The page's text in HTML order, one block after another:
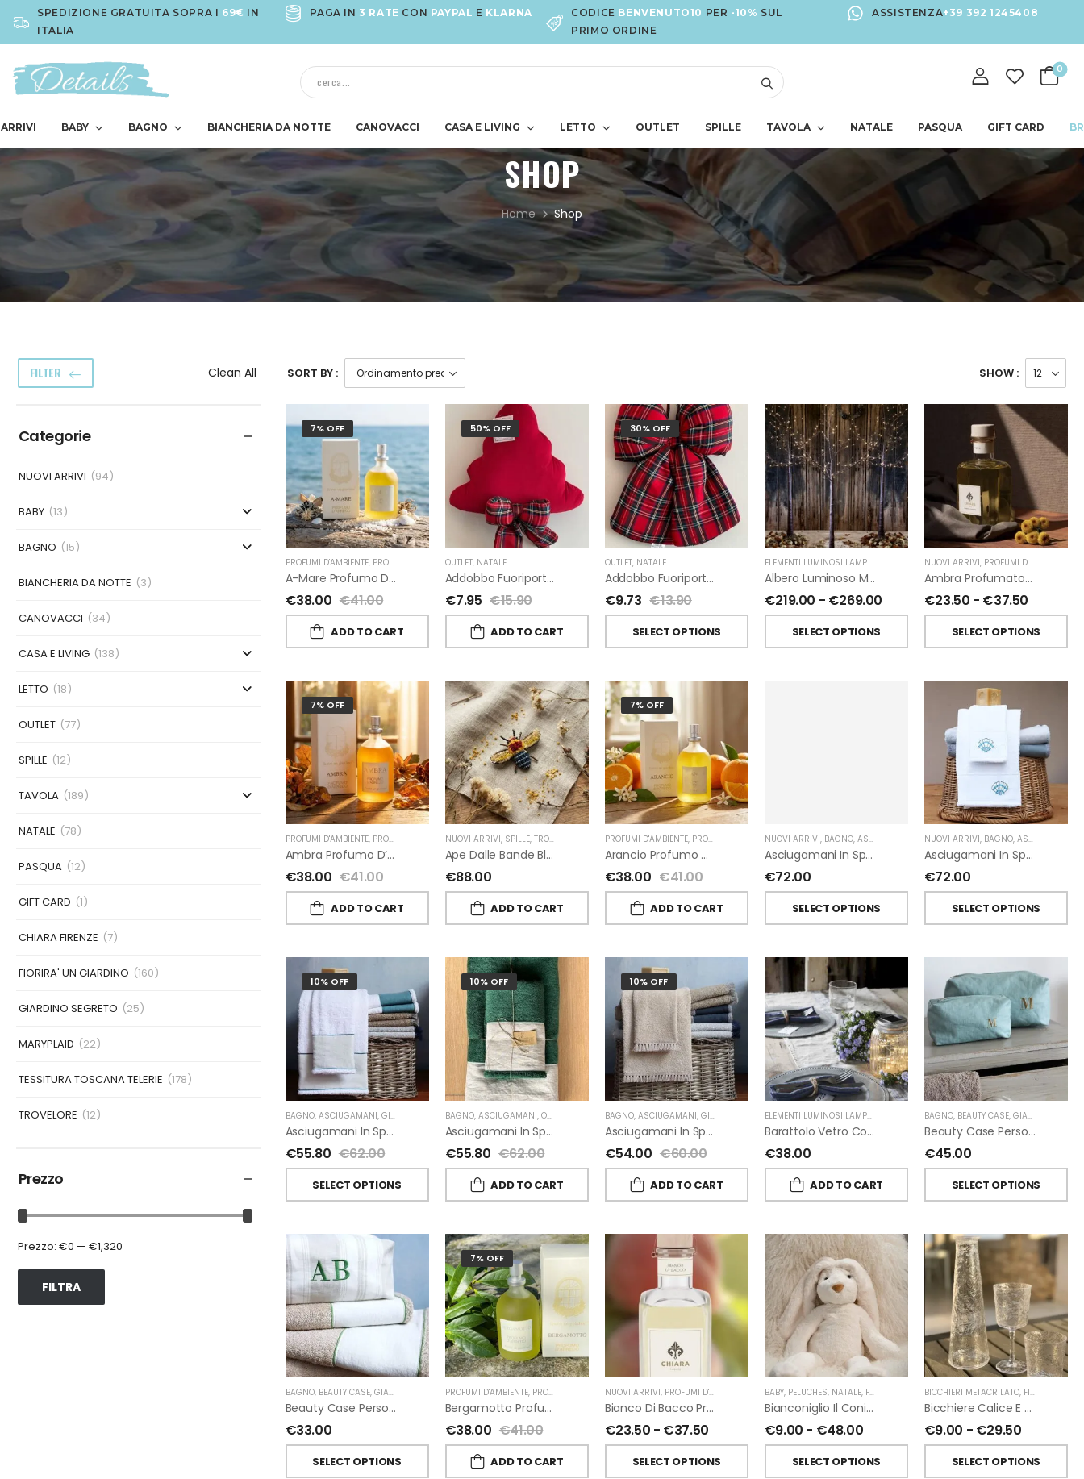
SPEDIZIONE GRATUITA SOPRA I 69€ IN
ITALIA
PAGA IN 3 RATE CON PAYPAL E KLARNA CODICE BENVENUTO10 PER -10% SUL
PRIMO ORDINE
ASSISTENZA+39 392 1245408
0
BABY BAGNO BIANCHERIA DA NOTTE CANOVACCI CASA E LIVING LETTO OUTLET SPILLE TAVOLA NATALE PASQUA GIFT CARD
SHOP
Home Shop
FILTER Clean All
Categorie
NUOVI ARRIVI (94)
BABY (13)
BAGNO (15)
BIANCHERIA DA NOTTE (3)
CANOVACCI (34)
CASA E LIVING (138)
LETTO (18)
OUTLET (77)
SPILLE (12)
TAVOLA (189)
NATALE (78)
PASQUA (12)
GIFT CARD (1)
CHIARA FIRENZE (7)
FIORIRA' UN GIARDINO (160)
GIARDINO SEGRETO (25)
MARYPLAID (22)
TESSITURA TOSCANA TELERIE (178)
TROVELORE (12)
Prezzo
FILTRA
Prezzo: €0 — €1,320
SORT BY : SHOW :
7% OFF
PROFUMI D'AMBIENTE, PROFUMI D'AMBIENTE FIORIRA' UN GIARDINO FIORIRA' UN GIARDINO
A-Mare Profumo D’ambiente Di Fiorirà Un Giardino
€38.00 €41.00
ADD TO CART
50% OFF
OUTLET, NATALE
Addobbo Fuoriporta Alberello Velluto Rosso Con Fiocchetto Tartan
€7.95 €15.90
ADD TO CART
30% OFF
OUTLET, NATALE
Addobbo Fuoriporta Fiocco In Velluto Rosso O In Tartan
€9.73 €13.90
SELECT OPTIONS
ELEMENTI LUMINOSI LAMPADE E LED NATALE,FIORIRA' UN GIARDINO
Albero Luminoso Marrone Interno-Esterno Di Fiorirà Un Giardino
€219.00 - €269.00
SELECT OPTIONS
NUOVI ARRIVI, PROFUMI D'AMBIENTE
Ambra Profumatori Per Ambiente A Bastoncini Di Chiara Firenze
€23.50 - €37.50
SELECT OPTIONS
7% OFF
PROFUMI D'AMBIENTE, PROFUMI D'AMBIENTE FIORIRA' UN GIARDINO ,FIORIRA' UN GIARDINO
Ambra Profumo D’ambiente Di Fiorirà Un Giardino
€38.00 €41.00
ADD TO CART
NUOVI ARRIVI, SPILLE, TROVELORE
Ape Dalle Bande Blu Spilla Decorata A Mano Di Trovelore
€88.00
ADD TO CART
7% OFF
PROFUMI D'AMBIENTE, PROFUMI D'AMBIENTE FIORIRA' UN GIARDINO ,FIORIRA' UN GIARDINO
Arancio Profumo D’ambiente Di Fiorirà Un Giardino
€38.00 €41.00
ADD TO CART
NUOVI ARRIVI, BAGNO, ASCIUGAMANI GIARDINO SEGRETO
Asciugamani In Spugna Con Fiori In Lino Applicati Di Giardino Segreto.
€72.00
SELECT OPTIONS
NUOVI ARRIVI, BAGNO, ASCIUGAMANI
Asciugamani In Spugna Con Ricami Marini Di Giardino Segreto.
€72.00
SELECT OPTIONS
10% OFF
BAGNO, ASCIUGAMANI, GIARDINO SEGRETO
Asciugamani In Spugna E Lino Di Giardino Segreto
€55.80 €62.00
SELECT OPTIONS
10% OFF
BAGNO, ASCIUGAMANI, OUTLET GIARDINO SEGRETO
Asciugamani In Spugna E Lino Di Giardino Segreto
€55.80 €62.00
ADD TO CART
10% OFF
BAGNO, ASCIUGAMANI, GIARDINO SEGRETO
Asciugamani In Spugna E Nappe Di Giardino Segreto
€54.00 €60.00
ADD TO CART
ELEMENTI LUMINOSI LAMPADE E LED NATALE,FIORIRA' UN GIARDINO
Barattolo Vetro Con Corda Energia Solare Esterno D11 H15.6 Cm
€38.00
ADD TO CART
BAGNO, BEAUTY CASE, GIARDINO SEGRETO
Beauty Case Personalizzati In Lino Resinato Antimacchia Giardino Segreto
€45.00
SELECT OPTIONS
BAGNO, BEAUTY CASE, GIARDINO SEGRETO
Beauty Case Personalizzati In Lino Rigato Giardino Segreto
€33.00
SELECT OPTIONS
7% OFF
PROFUMI D'AMBIENTE, PROFUMI D'AMBIENTE FIORIRA' UN GIARDINO ,FIORIRA' UN GIARDINO
Bergamotto Profumo D’ambiente Di Fiorirà Un Giardino
€38.00 €41.00
ADD TO CART
NUOVI ARRIVI, PROFUMI D'AMBIENTE PROFUMATORI A BASTONCINI,CHIARA FIRENZE
Bianco Di Bacco Profumatori Per Ambiente A Bastoncini Di Chiara Firenze
€23.50 - €37.50
SELECT OPTIONS
BABY, PELUCHES, NATALE, FIORIRA' UN GIARDINO
Bianconiglio Il Coniglio Dalle Lunghe Orecchie H50 Cm Di Fiorirà Un Giardino
€9.00 - €48.00
SELECT OPTIONS
BICCHIERI METACRILATO, FIORIRA' UN GIARDINO
Bicchiere Calice E Bottiglia Metacrilati Effetto Martellato Trasparente Di Fiorirà Un Giardino
€9.00 - €29.50
SELECT OPTIONS